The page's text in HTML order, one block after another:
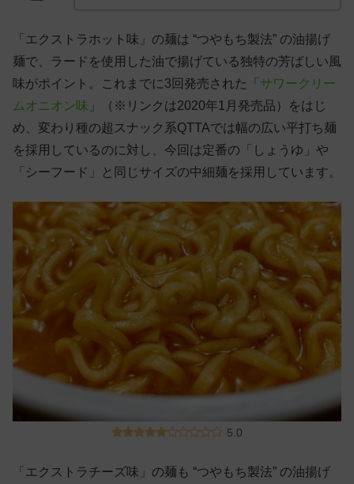
「エクストラホット味」の麺は “つやもち製法” の油揚げ
麺で、ラードを使用した油で揚げている独特の芳ばしい風
味がポイント。これまでに3回発売された「 サワークリー
ムオニオン味 」（※リンクは2020年1月発売品）をはじ
め、変わり種の超スナック系QTTAでは幅の広い平打ち麺
を採用しているのに対し、今回は定番の「しょうゆ」や
「シーフード」と同じサイズの中細麺を採用しています。
5.0
「エクストラチーズ味」の麺も “つやもち製法” の油揚げ